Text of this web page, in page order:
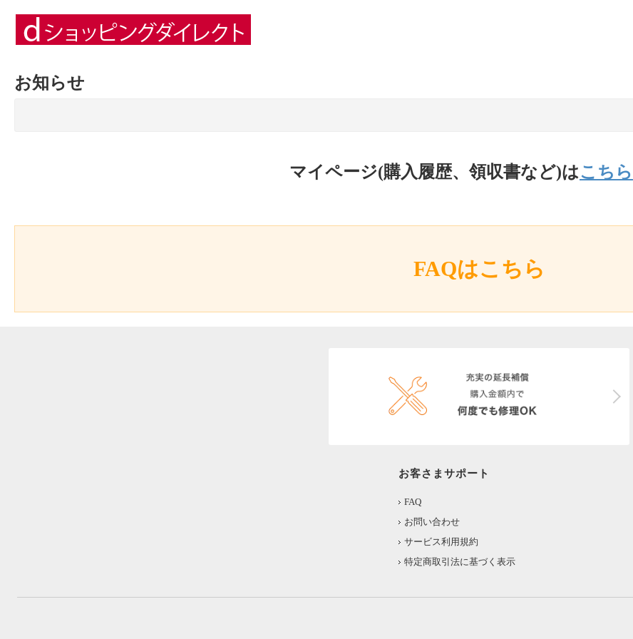
お知らせ
マイページ(購入履歴、領収書など)はこちら
FAQはこちら
お客さまサポート
FAQ
お問い合わせ
サービス利用規約
特定商取引法に基づく表示